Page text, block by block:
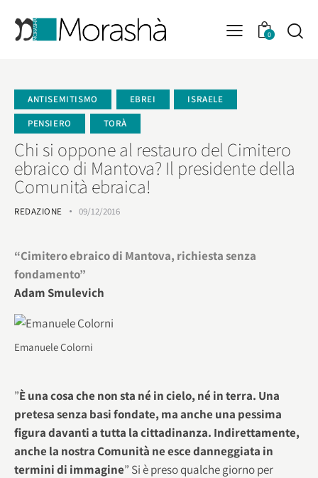
0
ANTISEMITISMO EBREI
ISRAELE
PENSIERO
TORÀ
Chi si oppone al restauro del Cimitero
ebraico di Mantova? Il presidente della
Comunità ebraica!
REDAZIONE 09/12/2016
“Cimitero ebraico di Mantova, richiesta senza
fondamento”
Adam Smulevich
Emanuele Colorni
”È una cosa che non sta né in cielo, né in terra. Una
pretesa senza basi fondate, ma anche una pessima
figura davanti a tutta la cittadinanza. Indirettamente,
anche la nostra Comunità ne esce danneggiata in
termini di immagine” Si è preso qualche giorno per